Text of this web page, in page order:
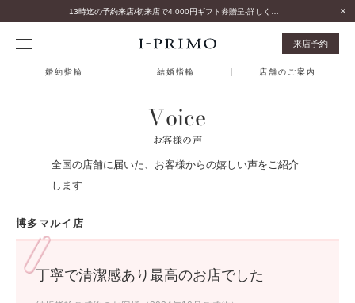
来店予約
婚約指輪 結婚指輪 店舗のご案内
Voice
お客様の声
全国の店舗に届いた、お客様からの嬉しい声をご紹介
します
博多マルイ店
丁寧で清潔感あり最高のお店でした